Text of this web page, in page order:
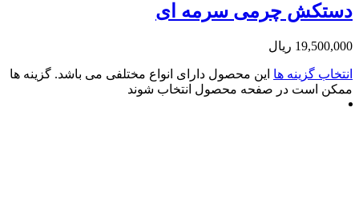
چرمی سرمه ای
ریال
ها این محصول دارای انواع مختلفی می باشد. گزینه ها
در صفحه محصول انتخاب شوند